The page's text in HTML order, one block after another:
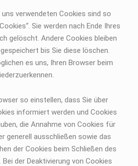
verwendeten Cookies sind so
Sie werden nach Ende Ihres
gelöscht. Andere Cookies bleiben
bis Sie diese löschen.
es uns, Ihren Browser beim
so einstellen, dass Sie über
informiert werden und Cookies
die Annahme von Cookies für
generell ausschließen sowie das
der Cookies beim Schließen des
der Deaktivierung von Cookies